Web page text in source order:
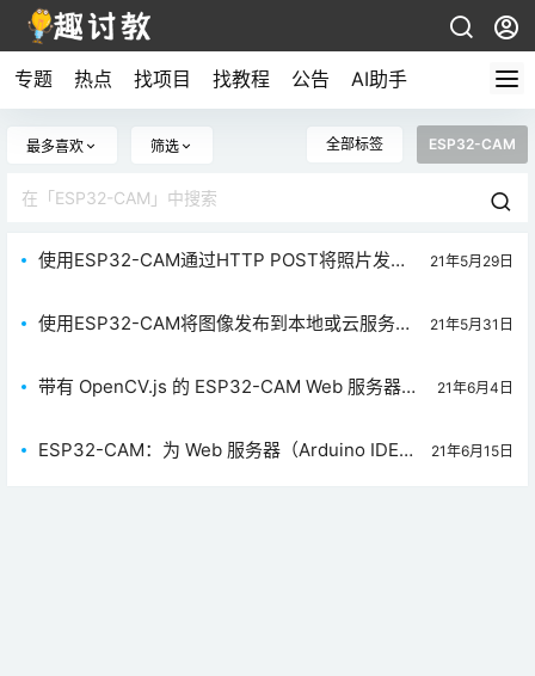
专题 热点 找项目 找教程 公告 AI助手
最多喜欢 筛选 全部标签 ESP32-CAM
使用ESP32-CAM通过HTTP POST将照片发送
21年5月29日
使用ESP32-CAM将图像发布到本地或云服务
21年5月31日
带有 OpenCV.js 的 ESP32-CAM Web 服务器：
21年6月4日
ESP32-CAM：为 Web 服务器（Arduino IDE）
21年6月15日